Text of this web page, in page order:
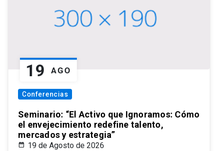
19 AGO
Conferencias
Seminario: “El Activo que Ignoramos: Cómo
el envejecimiento redefine talento,
mercados y estrategia”
19 de Agosto de 2026